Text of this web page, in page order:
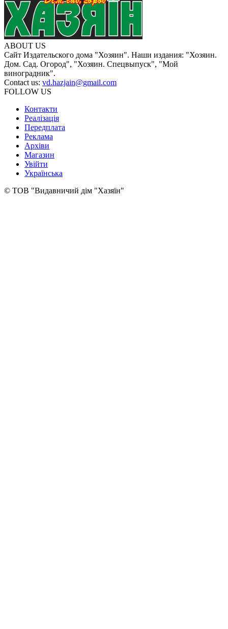
ABOUT US
Сайт Издательского дома "Хозяин". Наши издания: "Хозяин.
Дом. Сад. Огород", "Хозяин. Спецвыпуск", "Мой
виноградник".
Contact us: vd.hazjain@gmail.com
FOLLOW US
Контакти
Реалізація
Передплата
Реклама
Архіви
Магазин
Увійти
Українська
© ТОВ "Видавничий дім "Хазяїн"